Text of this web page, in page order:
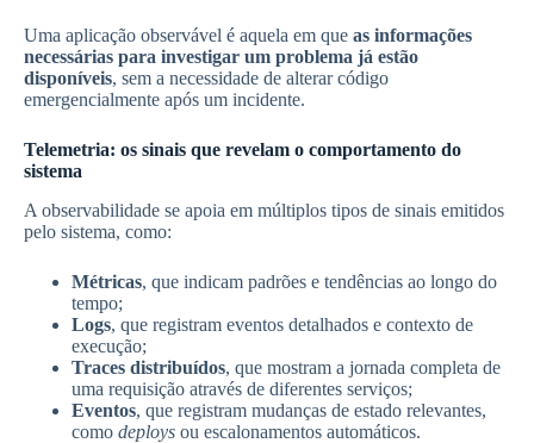
Uma aplicação observável é aquela em que as informações
necessárias para investigar um problema já estão
disponíveis, sem a necessidade de alterar código
emergencialmente após um incidente.
Telemetria: os sinais que revelam o comportamento do
sistema
A observabilidade se apoia em múltiplos tipos de sinais emitidos
pelo sistema, como:
Métricas, que indicam padrões e tendências ao longo do
tempo;
Logs, que registram eventos detalhados e contexto de
execução;
Traces distribuídos, que mostram a jornada completa de
uma requisição através de diferentes serviços;
Eventos, que registram mudanças de estado relevantes,
como deploys ou escalonamentos automáticos.